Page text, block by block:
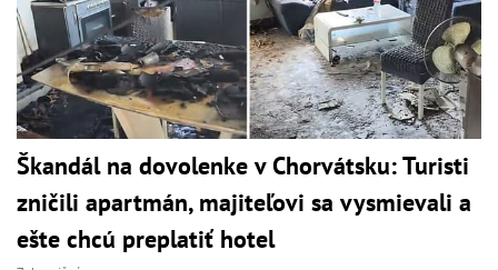
Škandál na dovolenke v Chorvátsku: Turisti
zničili apartmán, majiteľovi sa vysmievali a
ešte chcú preplatiť hotel